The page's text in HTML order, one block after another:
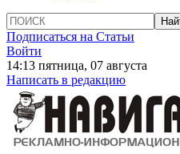
Подписаться на Статьи
Войти
14:13 пятница, 07 августа
Написать в редакцию